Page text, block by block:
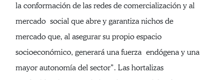
la conformación de las redes de comercialización y al
mercado social que abre y garantiza nichos de
mercado que, al asegurar su propio espacio
socioeconómico, generará una fuerza endógena y una
mayor autonomía del sector”. Las hortalizas